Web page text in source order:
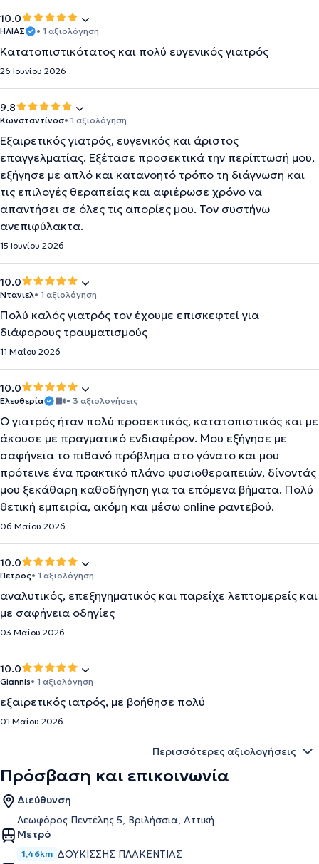
10.0
ΗΛΙΑΣ • 1 αξιολόγηση
Κατατοπιστικότατος και πολύ ευγενικός γιατρός
26 Ιουνίου 2026
9.8
Κωνσταντίνοσ• 1 αξιολόγηση
Εξαιρετικός γιατρός, ευγενικός και άριστος
επαγγελματίας. Εξέτασε προσεκτικά την περίπτωσή μου,
εξήγησε με απλό και κατανοητό τρόπο τη διάγνωση και
τις επιλογές θεραπείας και αφιέρωσε χρόνο να
απαντήσει σε όλες τις απορίες μου. Τον συστήνω
ανεπιφύλακτα.
15 Ιουνίου 2026
10.0
Ντανιελ• 1 αξιολόγηση
Πολύ καλός γιατρός τον έχουμε επισκεφτεί για
διάφορους τραυματισμούς
11 Μαΐου 2026
10.0
Ελευθερία • 3 αξιολογήσεις
Ο γιατρός ήταν πολύ προσεκτικός, κατατοπιστικός και με
άκουσε με πραγματικό ενδιαφέρον. Μου εξήγησε με
σαφήνεια το πιθανό πρόβλημα στο γόνατο και μου
πρότεινε ένα πρακτικό πλάνο φυσιοθεραπειών, δίνοντάς
μου ξεκάθαρη καθοδήγηση για τα επόμενα βήματα. Πολύ
θετική εμπειρία, ακόμη και μέσω online ραντεβού.
06 Μαΐου 2026
10.0
Πετρος• 1 αξιολόγηση
αναλυτικός, επεξηγηματικός και παρείχε λεπτομερείς και
με σαφήνεια οδηγίες
03 Μαΐου 2026
10.0
Giannis• 1 αξιολόγηση
εξαιρετικός ιατρός, με βοήθησε πολύ
01 Μαΐου 2026
Περισσότερες αξιολογήσεις
Πρόσβαση και επικοινωνία
Διεύθυνση
Λεωφόρος Πεντέλης 5, Βριλήσσια, Αττική
Μετρό
1,46km ΔΟΥΚΊΣΣΗΣ ΠΛΑΚΕΝΤΊΑΣ